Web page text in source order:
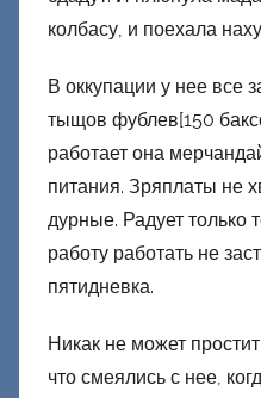
колбасу, и поехала
В оккупации у нее все
тыщов фублев[150
работает она
питания. Зряплаты не
дурные. Радует только
работу работать не
пятидневка.
Никак не может
что смеялись с нее,